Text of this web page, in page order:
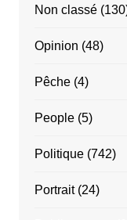
Non classé
Opinion (48)
Pêche(4)
People(5)
Politique(742)
Portrait(24)